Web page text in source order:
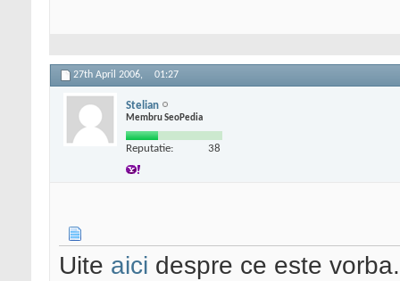
27th April 2006, 01:27
Stelian
Membru SeoPedia
Reputatie: 38
Uite aici despre ce este vorba.